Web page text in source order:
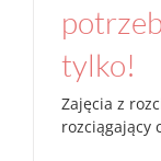
tylko!
Zajęcia z
rozciągający